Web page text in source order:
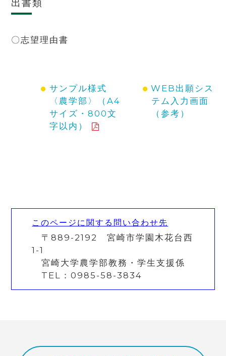
出書類
〇志望理由書
サンプル様式
〈農学部〉（A4
サイズ・800文
字以内）
WEB出願シス
テム入力画面
（参考）
このページに関する問い合わせ先
〒889-2192 宮崎市学園木花台西
1-1
宮崎大学農学部教務・学生支援係
TEL：0985-58-3834